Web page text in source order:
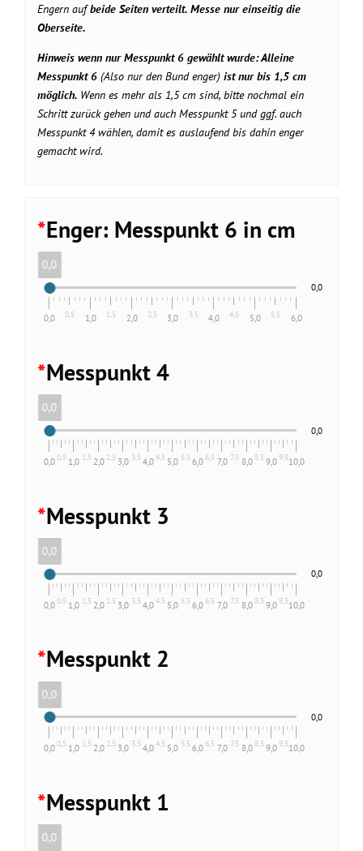
Engern aufbeide Seiten verteilt. Messe nureinseitig die
Oberseite.
Hinweis wenn nur Messpunkt 6 gewählt wurde: Alleine
Messpunkt 6 (Also nur den Bund enger) ist nur bis 1,5 cm
möglich. Wenn es mehr als 1,5 cm sind, bitte nochmal ein
Schritt zurück gehen und auch Messpunkt 5 und ggf. auch
Messpunkt 4 wählen, damit es auslaufend bis dahin enger
gemacht wird.
*Enger: Messpunkt 6 in cm
0,0
0,0 0,5 1,0 1,5 2,0 2,5 3,0 3,5 4,0 4,5 5,0 5,5 6,0
0,0
*Messpunkt 4
0,0
0,00,5 1,0 1,5 2,0 2,5 3,0 3,5 4,04,5 5,0 5,5 6,0 6,5 7,0 7,5 8,0 8,5 9,0 9,510,0
0,0
*Messpunkt 3
0,0
0,00,5 1,0 1,5 2,0 2,5 3,0 3,5 4,04,5 5,0 5,5 6,0 6,5 7,0 7,5 8,0 8,5 9,0 9,510,0
0,0
*Messpunkt 2
0,0
0,00,5 1,0 1,5 2,0 2,5 3,0 3,5 4,04,5 5,0 5,5 6,0 6,5 7,0 7,5 8,0 8,5 9,0 9,510,0
0,0
*Messpunkt 1
0,0